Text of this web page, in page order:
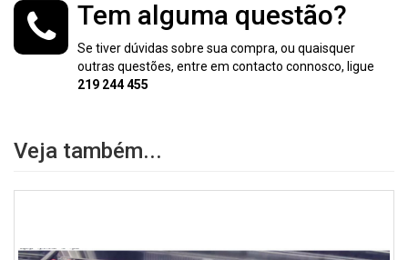
Tem alguma questão?
Se tiver dúvidas sobre sua compra, ou quaisquer
outras questões, entre em contacto connosco, ligue
219 244 455
Veja também...